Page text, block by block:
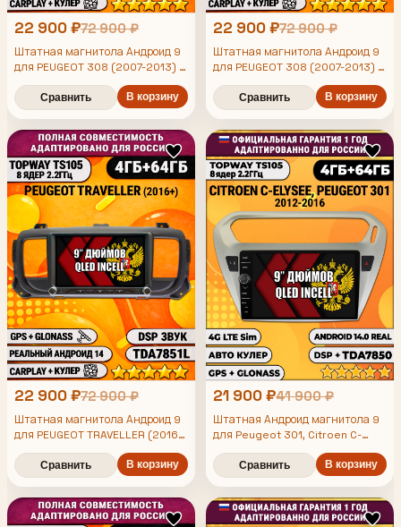
22 900 ₽72 900 ₽
Штатная магнитола Андроид 9
для PEUGEOT 308 (2007-2013) -
408 (2012-2017), 4/64гб, DSP,
Topway TS105, беспроводной
CarPlay и Android Auto, GPS и
ГЛОНАСС
Сравнить В корзину
22 900 ₽72 900 ₽
Штатная магнитола Андроид 9
для PEUGEOT 308 (2007-2013) -
408 (2012-2017), 4/64гб, DSP,
Topway TS105, беспроводной
CarPlay и Android Auto, GPS и
ГЛОНАСС
Сравнить В корзину
22 900 ₽72 900 ₽
Штатная магнитола Андроид 9
для PEUGEOT TRAVELLER (2016-
2024), 4/64гб, DSP, Topway
TS105, беспроводной CarPlay и
Android Auto, GPS и ГЛОНАСС
Сравнить В корзину
21 900 ₽41 900 ₽
Штатная Андроид магнитола 9
для Peugeot 301, Citroen C-
2016), TS105 8 ядер, 4/64гб,
Qled Incell, CarPlay/Android
Сравнить В корзину